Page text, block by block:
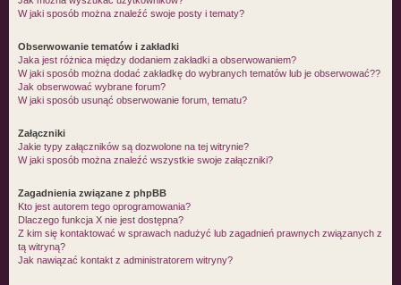
W jaki sposób można znaleźć swoje posty i tematy?
Obserwowanie tematów i zakładki
Jaka jest różnica między dodaniem zakładki a obserwowaniem?
W jaki sposób można dodać zakładkę do wybranych tematów lub je obserwować??
Jak obserwować wybrane forum?
W jaki sposób usunąć obserwowanie forum, tematu?
Załączniki
Jakie typy załączników są dozwolone na tej witrynie?
W jaki sposób można znaleźć wszystkie swoje załączniki?
Zagadnienia związane z phpBB
Kto jest autorem tego oprogramowania?
Dlaczego funkcja X nie jest dostępna?
Z kim się kontaktować w sprawach nadużyć lub zagadnień prawnych związanych z
tą witryną?
Jak nawiązać kontakt z administratorem witryny?